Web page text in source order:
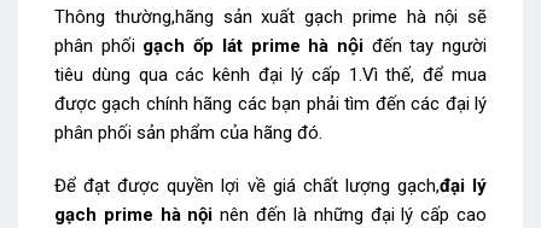
Thông thường,hãng sản xuất gạch prime hà nội sẽ
phân phối gạch ốp lát prime hà nội đến tay người
tiêu dùng qua các kênh đại lý cấp 1.Vì thế, để mua
được gạch chính hãng các bạn phải tìm đến các đại lý
phân phối sản phẩm của hãng đó.
Để đạt được quyền lợi về giá chất lượng gạch,đại lý
gạch prime hà nội nên đến là những đại lý cấp cao